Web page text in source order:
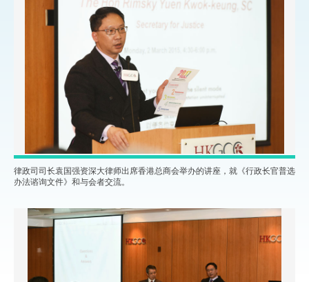
律政司司长袁国强资深大律师出席香港总商会举办的讲座，就《行政长官普选
办法谘询文件》和与会者交流。